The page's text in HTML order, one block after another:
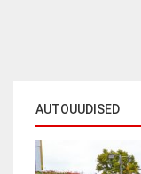
AUTOUUDISED